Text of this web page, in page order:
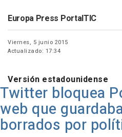
Europa Press PortalTIC
Viernes, 5 junio 2015
Actualizado: 17:34
Versión estadounidense
Twitter bloquea
web que
borrados por